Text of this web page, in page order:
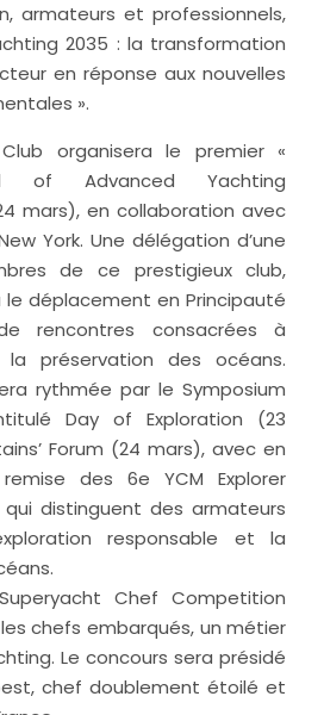
armateurs et professionnels,
2035 : la transformation
en réponse aux nouvelles
».
organisera le premier «
of Advanced Yachting
mars), en collaboration avec
York. Une délégation d’une
de ce prestigieux club,
le déplacement en Principauté
rencontres consacrées à
préservation des océans.
rythmée par le Symposium
Day of Exploration (23
Forum (24 mars), avec en
des 6e YCM Explorer
distinguent des armateurs
responsable et la
Chef Competition
chefs embarqués, un métier
Le concours sera présidé
chef doublement étoilé et